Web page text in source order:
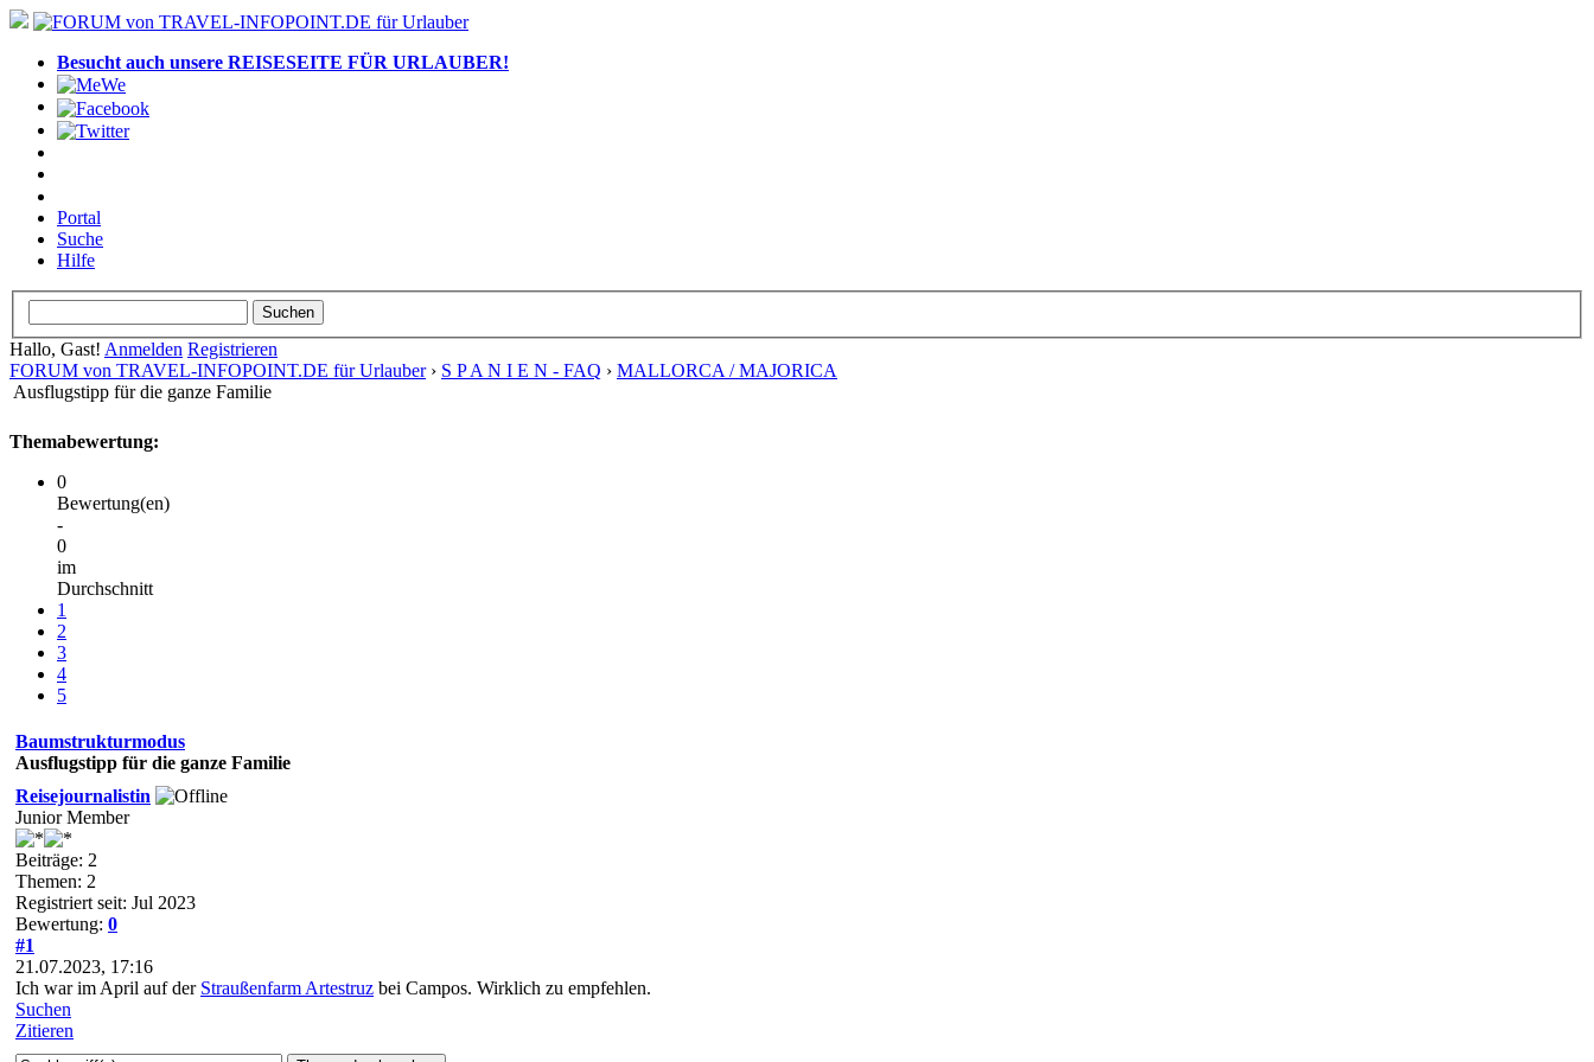
Besucht auch unsere REISESEITE FÜR URLAUBER!
Portal
Suche
Hilfe
Hallo, Gast! Anmelden Registrieren
FORUM von TRAVEL-INFOPOINT.DE für Urlauber› S P A N I E N - FAQ › MALLORCA / MAJORICA
Ausflugstipp für die ganze Familie
Themabewertung:
0
Bewertung(en)
-
0
im
Durchschnitt
1
2
3
4
5
Baumstrukturmodus
Ausflugstipp für die ganze Familie
Reisejournalistin
Junior Member
Beiträge: 2
Themen: 2
Registriert seit: Jul 2023
Bewertung: 0
#1
21.07.2023, 17:16
Ich war im April auf der Straußenfarm Artestruz bei Campos. Wirklich zu empfehlen.
Suchen
Zitieren